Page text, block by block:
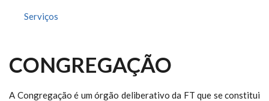
Serviços
CONGREGAÇÃO
A Congregação é um órgão deliberativo da FT que se constitui